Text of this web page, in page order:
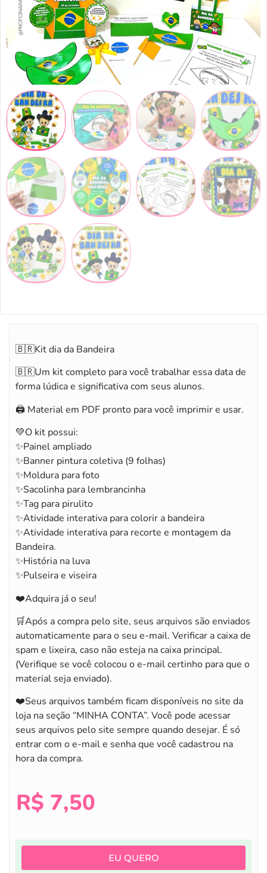
🇧🇷Kit dia da Bandeira
🇧🇷Um kit completo para você trabalhar essa data de
forma lúdica e significativa com seus alunos.
🖨️ Material em PDF pronto para você imprimir e usar.
💚O kit possui:
✨Painel ampliado
✨Banner pintura coletiva (9 folhas)
✨Moldura para foto
✨Sacolinha para lembrancinha
✨Tag para pirulito
✨Atividade interativa para colorir a bandeira
✨Atividade interativa para recorte e montagem da
Bandeira.
✨História na luva
✨Pulseira e viseira
❤️Adquira já o seu!
🛒Após a compra pelo site, seus arquivos são enviados
automaticamente para o seu e-mail. Verificar a caixa de
spam e lixeira, caso não esteja na caixa principal.
(Verifique se você colocou o e-mail certinho para que o
material seja enviado).
❤️Seus arquivos também ficam disponíveis no site da
loja na seção “MINHA CONTA”. Você pode acessar
seus arquivos pelo site sempre quando desejar. É só
entrar com o e-mail e senha que você cadastrou na
hora da compra.
R$ 7,50
EU QUERO